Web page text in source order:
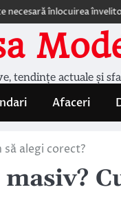
înlocuirea învelitorii
tendințe actuale și
Afaceri
alegi corect?